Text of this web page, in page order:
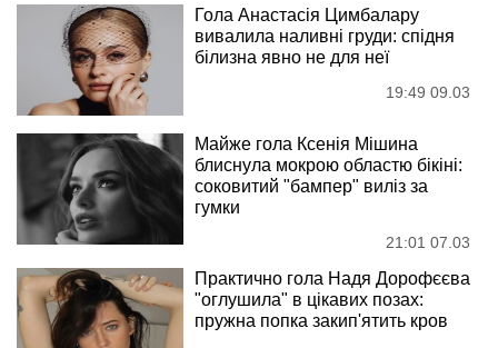
Гола Анастасія Цимбалару
вивалила наливні груди: спідня
білизна явно не для неї
19:49 09.03
Майже гола Ксенія Мішина
блиснула мокрою областю бікіні:
соковитий "бампер" виліз за
гумки
21:01 07.03
Практично гола Надя Дорофєєва
"оглушила" в цікавих позах:
пружна попка закип'ятить кров